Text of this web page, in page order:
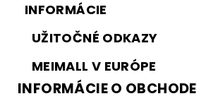
INFORMÁCIE
UŽITOČNÉ ODKAZY
MEIMALL V EURÓPE
INFORMÁCIE O OBCHODE